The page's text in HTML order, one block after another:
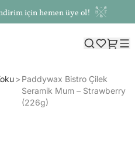
için hemen üye ol!
Paddywax Bistro Çilek
Seramik Mum – Strawberry
(226g)